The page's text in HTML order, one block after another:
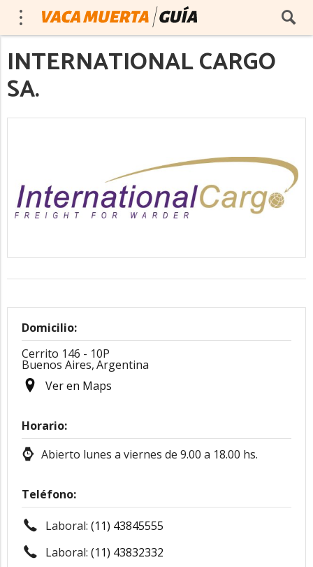
INTERNATIONAL CARGO
SA.
Domicilio:
Cerrito 146 - 10P
Buenos Aires,Argentina
Ver en Maps
Horario:
Abierto lunes a viernes de 9.00 a 18.00 hs.
Teléfono:
Laboral: (11) 43845555
Laboral: (11) 43832332